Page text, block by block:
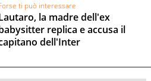
ti può interessare
la madre dell'ex
replica e accusa il
dell'Inter